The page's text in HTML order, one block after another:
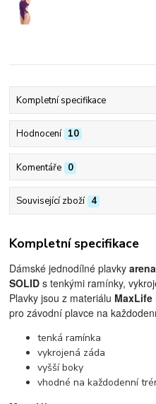
Kompletní specifikace
Hodnocení 10
Komentáře 0
Související zboží 4
Kompletní specifikace
Dámské jednodílné plavky
SOLID s tenkými ramínky,
Plavky jsou z materiálu MaxLife
pro závodní plavce na
tenká ramínka
vykrojená záda
vyšší boky
vhodné na každodenní